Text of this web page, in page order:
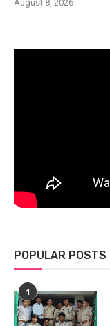
August 8, 2026
POPULAR POSTS
1